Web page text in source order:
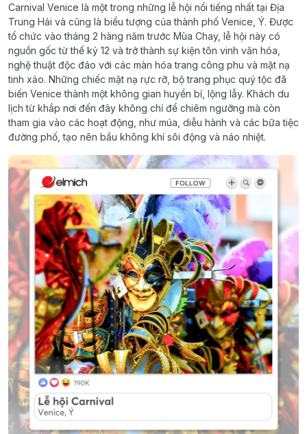
Carnival Venice là một trong những lễ hội nổi tiếng nhất tại Địa
Trung Hải và cũng là biểu tượng của thành phố Venice, Ý. Được
tổ chức vào tháng 2 hàng năm trước Mùa Chay, lễ hội này có
nguồn gốc từ thế kỷ 12 và trở thành sự kiện tôn vinh văn hóa,
nghệ thuật độc đáo với các màn hóa trang công phu và mặt nạ
tinh xảo. Những chiếc mặt nạ rực rỡ, bộ trang phục quý tộc đã
biến Venice thành một không gian huyền bí, lộng lẫy. Khách du
lịch từ khắp nơi đến đây không chỉ để chiêm ngưỡng mà còn
tham gia vào các hoạt động, như múa, diễu hành và các bữa tiệc
đường phố, tạo nên bầu không khí sôi động và náo nhiệt.